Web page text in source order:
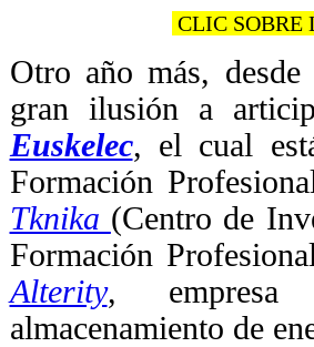
CLIC SOBRE
Otro año más,
gran ilusión a
Euskelec, el cual
Formación
Tknika (Centro de
Formación
Alterity, empresa
almacenamiento de